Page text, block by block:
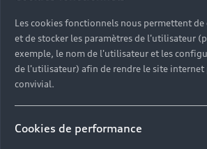
Les cookies fonctionnels nous permettent de
et de stocker les paramètres de l'utilisateur
exemple, le nom de l'utilisateur et les
de l'utilisateur) afin de rendre le site internet
convivial.
Cookies de performance